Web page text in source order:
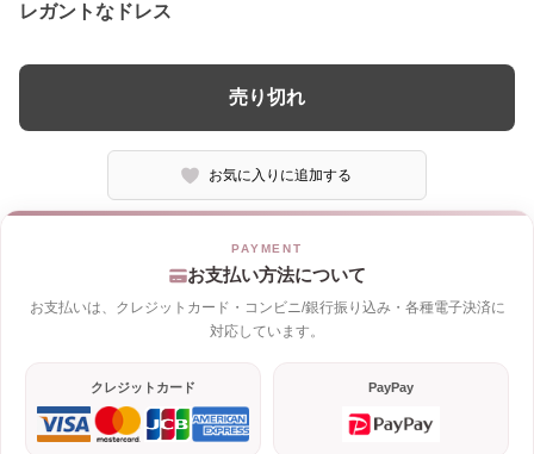
レガントなドレス
売り切れ
お気に入りに追加する
お支払い方法について
お支払いは、クレジットカード・コンビニ/銀行振り込み・各種電子決済に
対応しています。
クレジットカード PayPay